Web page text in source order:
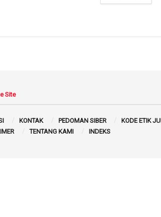
Site
KONTAK PEDOMAN SIBER
KODE ETIK
TENTANG KAMI INDEKS